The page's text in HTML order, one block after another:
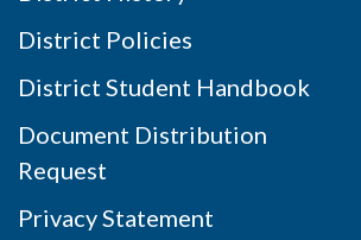
District Policies
District Student Handbook
Document Distribution
Request
Privacy Statement